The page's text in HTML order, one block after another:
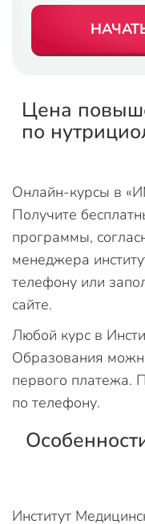
Цена
по
Онлайн-курсы в
Получите
программы,
менеджера
телефону или
сайте.
Любой курс в
Образования
первого платежа.
по телефону.
Институт